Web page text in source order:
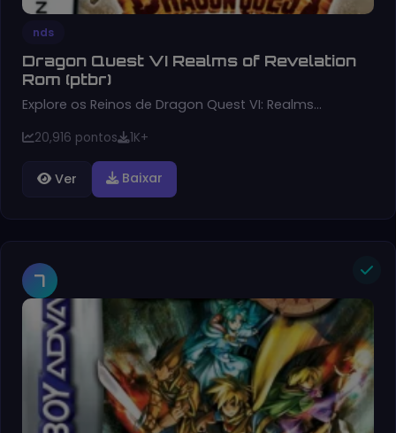
nds
Dragon Quest VI Realms of Revelation
Rom (ptbr)
Explore os Reinos de Dragon Quest VI: Realms…
20,916 pontos 1K+
Ver Baixar
7